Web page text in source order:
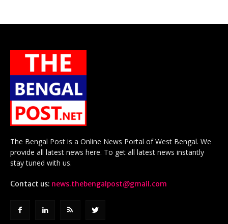
The Bengal Post is a Online News Portal of West Bengal. We
provide all latest news here. To get all latest news instantly
stay tuned with us.
Contact us: news.thebengalpost@gmail.com